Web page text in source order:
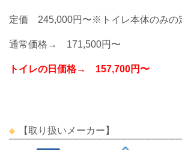
定価 245,000円〜※トイレ本体のみの
通常価格→ 171,500円〜
トイレの日価格→ 157,700円 〜
【取り扱いメーカー】